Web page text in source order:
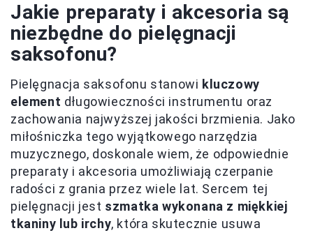
Jakie preparaty i akcesoria są
niezbędne do pielęgnacji
saksofonu?
Pielęgnacja saksofonu stanowi kluczowy
element długowieczności instrumentu oraz
zachowania najwyższej jakości brzmienia. Jako
miłośniczka tego wyjątkowego narzędzia
muzycznego, doskonale wiem, że odpowiednie
preparaty i akcesoria umożliwiają czerpanie
radości z grania przez wiele lat. Sercem tej
pielęgnacji jest szmatka wykonana z miękkiej
tkaniny lub irchy, która skutecznie usuwa